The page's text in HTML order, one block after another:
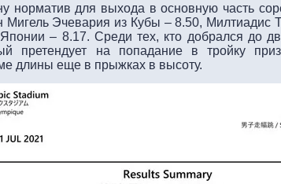
норматив для выхода в основную часть
Эчевария из Кубы – 8.50, Милтиадис
– 8.17. Среди тех, кто добрался до
претендует на попадание в тройку
длины еще в прыжках в высоту.